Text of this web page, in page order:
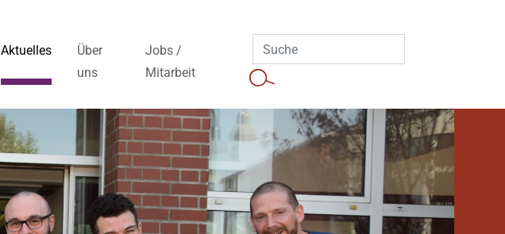
Aktuelles
Über
uns
Jobs /
Mitarbeit